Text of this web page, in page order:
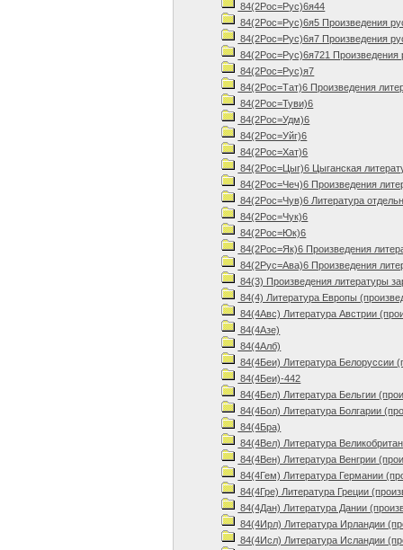
84(2Рос=Рус)6я44
84(2Рос=Рус)6я5 Произведения
84(2Рос=Рус)6я7 Произведения
84(2Рос=Рус)6я721 Произведения
84(2Рос=Рус)я7
84(2Рос=Тат)6 Произведения
84(2Рос=Туви)6
84(2Рос=Удм)6
84(2Рос=Уйг)6
84(2Рос=Хат)6
84(2Рос=Цыг)6 Цыганская
84(2Рос=Чеч)6 Произведения
84(2Рос=Чув)6 Литература
84(2Рос=Чук)6
84(2Рос=Юк)6
84(2Рос=Як)6 Произведения
84(2Рус=Ава)6 Произведения
84(3) Произведения литературы
84(4) Литература Европы
84(4Авс) Литература Австрии
84(4Азе)
84(4Алб)
84(4Беи) Литература Белоруссии
84(4Беи)-442
84(4Бел) Литература Бельгии
84(4Бол) Литература Болгарии
84(4Бра)
84(4Вел) Литература
84(4Вен) Литература Венгрии
84(4Гем) Литература Германии
84(4Гре) Литература Греции
84(4Дан) Литература Дании
84(4Ирл) Литература Ирландии
84(4Исл) Литература Исландии